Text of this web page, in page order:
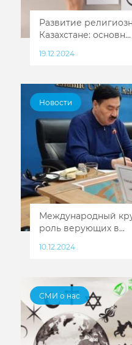
Развитие
Казахстане: основн...
19.12.2024
Новости
Международный
роль верующих в...
10.12.2024
СМИ о нас